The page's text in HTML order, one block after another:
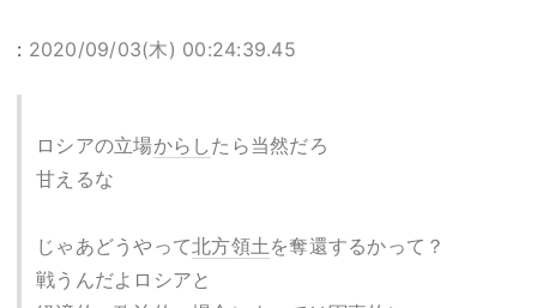
: 2020/09/03(木) 00:24:39.45
ロシアの立場からしたら当然だろ
甘えるな
じゃあどうやって北方領土を奪還するかって？
戦うんだよロシアと